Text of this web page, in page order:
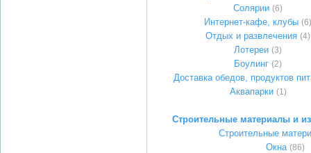
Солярии (6)
Интернет-кафе, клубы (6)
Отдых и развлечения (4)
Лотереи (3)
Боулинг (2)
Доставка обедов, продуктов
Аквапарки (1)
Строительные материалы и
Строительные
Окна (86)